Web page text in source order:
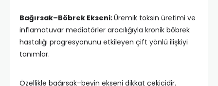
Bağırsak–Böbrek Ekseni:Üremik toksin üretimi ve
inflamatuvar mediatörler aracılığıyla kronik böbrek
hastalığı progresyonunu etkileyen çift yönlü ilişkiyi
tanımlar.
Özellikle bağırsak–beyin ekseni dikkat çekicidir.